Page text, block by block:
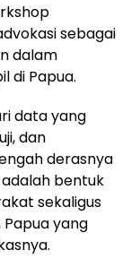
sebagai
dalam
di Papua.
data yang
dan
derasnya
bentuk
sekaligus
yang